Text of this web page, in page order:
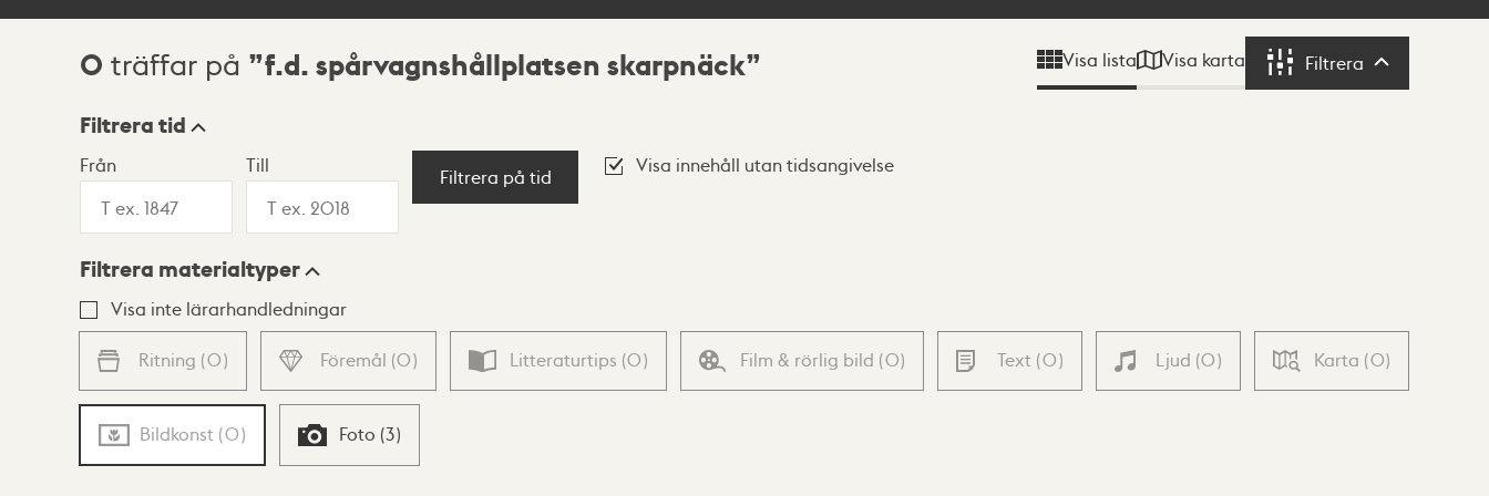
Sökresultat
0 träffar på f.d. spårvagnshållplatsen skarpnäck Visa lista Visa karta Filtrera Filtrera
Visningsläge
Lista Karta
Filtrera tid
Från Till
Filtrera på tid
Visa innehåll utan tidsangivelse
Filtrera materialtyper
Visa inte lärarhandledningar
Ritning (0) Föremål (0) Litteraturtips (0) Film & rörlig bild (0) Text (0) Ljud (0) Karta (0)
Bildkonst (0) Foto (3)